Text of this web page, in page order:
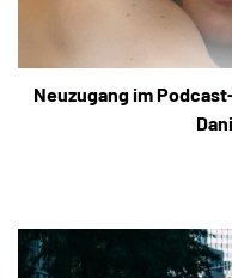
Neuzugang im